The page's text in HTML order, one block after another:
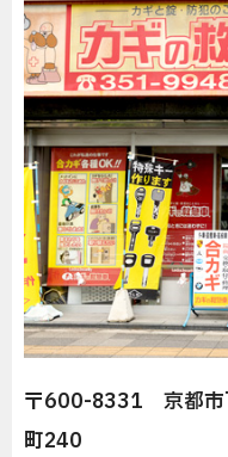
〒600-8331 京都市
町240